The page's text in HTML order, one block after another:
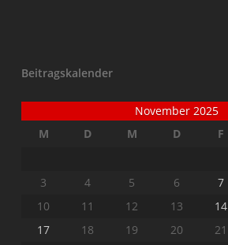
Beitragskalender
November 2025
M
D M D F
3
4 5 6 7
10
11 12 13 14
17
18 19 20 21